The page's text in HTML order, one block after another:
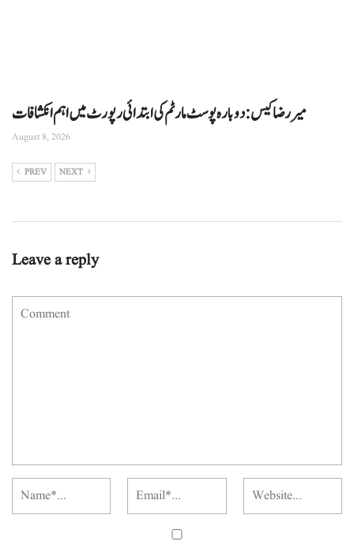
میر رضا کیس: دوبارہ پوسٹ مارٹم کی ابتدائی رپورٹ میں اہم انکشافات
August 8, 2026
PREV NEXT
Leave a reply